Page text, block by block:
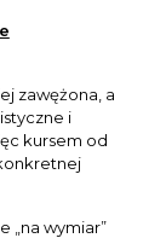
zawężona, a
i
kursem od
„na wymiar”